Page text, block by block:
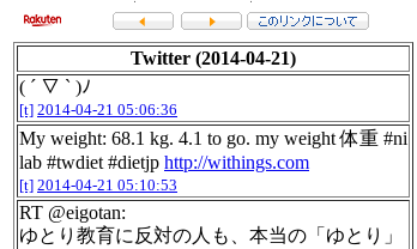
Twitter (2014-04-21)
( ´ ▽ ` )ﾉ
[t] 2014-04-21 05:06:36
My weight: 68.1 kg. 4.1 to go. my weight 体重 #ni
lab #twdiet #dietjp http://withings.com
[t] 2014-04-21 05:10:53
RT @eigotan:
ゆとり教育に反対の人も、本当の「ゆとり」